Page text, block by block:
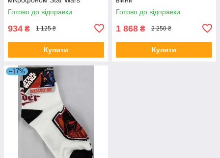
Готово до відправки
934 ₴ 1 125 ₴
Купити
Готово до відправки
1 868 ₴ 2 250 ₴
Купити
–17%